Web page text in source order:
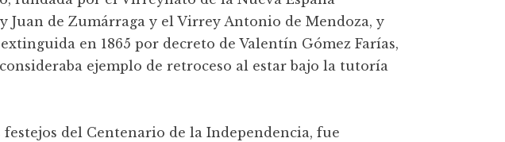
Juan de Zumárraga y el Virrey Antonio de Mendoza, y
en 1865 por decreto de Valentín Gómez Farías,
ejemplo de retroceso al estar bajo la tutoría
festejos del Centenario de la Independencia, fue